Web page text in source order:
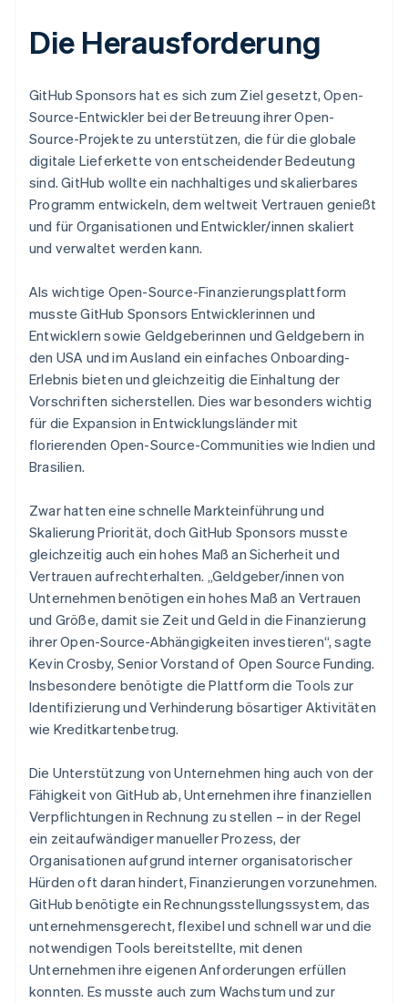
Die Herausforderung
GitHub Sponsors hat es sich zum Ziel gesetzt, Open-
Source-Entwickler bei der Betreuung ihrer Open-
Source-Projekte zu unterstützen, die für die globale
digitale Lieferkette von entscheidender Bedeutung
sind. GitHub wollte ein nachhaltiges und skalierbares
Programm entwickeln, dem weltweit Vertrauen genießt
und für Organisationen und Entwickler/innen skaliert
und verwaltet werden kann.
Als wichtige Open-Source-Finanzierungsplattform
musste GitHub Sponsors Entwicklerinnen und
Entwicklern sowie Geldgeberinnen und Geldgebern in
den USA und im Ausland ein einfaches Onboarding-
Erlebnis bieten und gleichzeitig die Einhaltung der
Vorschriften sicherstellen. Dies war besonders wichtig
für die Expansion in Entwicklungsländer mit
florierenden Open-Source-Communities wie Indien und
Brasilien.
Zwar hatten eine schnelle Markteinführung und
Skalierung Priorität, doch GitHub Sponsors musste
gleichzeitig auch ein hohes Maß an Sicherheit und
Vertrauen aufrechterhalten. „Geldgeber/innen von
Unternehmen benötigen ein hohes Maß an Vertrauen
und Größe, damit sie Zeit und Geld in die Finanzierung
ihrer Open-Source-Abhängigkeiten investieren“, sagte
Kevin Crosby, Senior Vorstand of Open Source Funding.
Insbesondere benötigte die Plattform die Tools zur
Identifizierung und Verhinderung bösartiger Aktivitäten
wie Kreditkartenbetrug.
Die Unterstützung von Unternehmen hing auch von der
Fähigkeit von GitHub ab, Unternehmen ihre finanziellen
Verpflichtungen in Rechnung zu stellen – in der Regel
ein zeitaufwändiger manueller Prozess, der
Organisationen aufgrund interner organisatorischer
Hürden oft daran hindert, Finanzierungen vorzunehmen.
GitHub benötigte ein Rechnungsstellungssystem, das
unternehmensgerecht, flexibel und schnell war und die
notwendigen Tools bereitstellte, mit denen
Unternehmen ihre eigenen Anforderungen erfüllen
konnten. Es musste auch zum Wachstum und zur